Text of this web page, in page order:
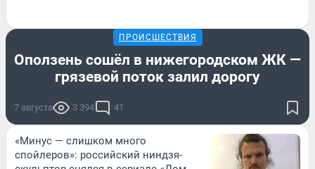
ПРОИСШЕСТВИЯ
Оползень сошёл в нижегородском ЖК —
грязевой поток залил дорогу
7 августа 3 394 41
«Минус — слишком много
спойлеров»: российский ниндзя-